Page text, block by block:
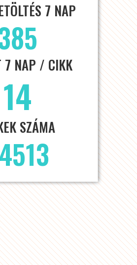
7 NAP
7 NAP / CIKK
14
SZÁMA